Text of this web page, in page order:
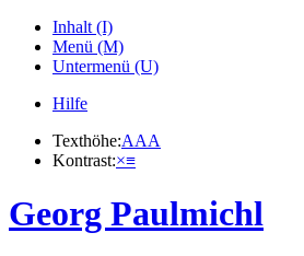
Inhalt (I)
Menü (M)
Untermenü (U)
Hilfe
Texthöhe:AAA
Kontrast:×≡
Georg Paulmichl